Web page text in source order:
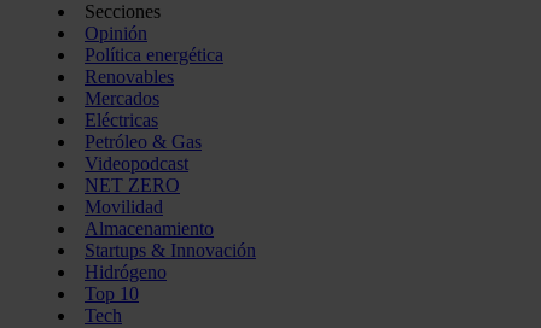
Secciones
Opinión
Política energética
Renovables
Mercados
Eléctricas
Petróleo & Gas
Videopodcast
NET ZERO
Movilidad
Almacenamiento
Startups & Innovación
Hidrógeno
Top 10
Tech